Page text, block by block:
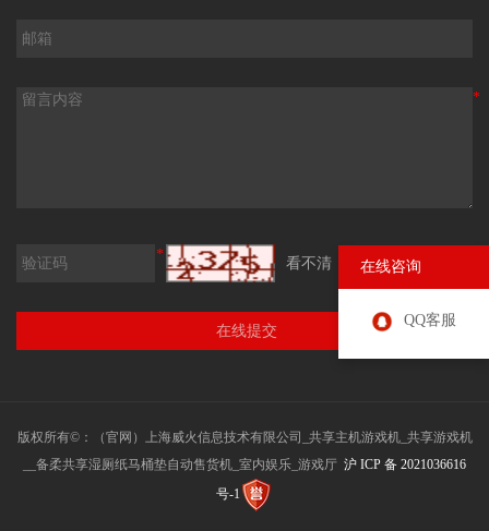
*
*
看不清，换一张
版权所有©：（官网）上海威火信息技术有限公司_共享主机游戏机_共享游戏机
__备柔共享湿厕纸马桶垫自动售货机_室内娱乐_游戏厅 沪 ICP 备 2021036616
号-1
在线咨询
QQ客服